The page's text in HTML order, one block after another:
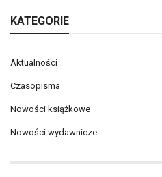
KATEGORIE
Aktualności
Czasopisma
Nowości książkowe
Nowości wydawnicze